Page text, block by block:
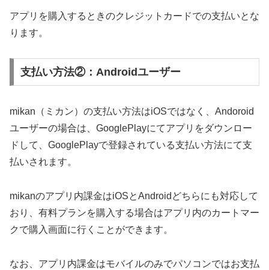
アプリを購入するときのクレジットカードでの支払いとな
ります。
支払い方法②：Androidユーザー
mikan（ミカン）の支払い方法はiOSではなく、Andoroid
ユーザーの場合は、GooglePlayにてアプリをダウンロー
ドして、GooglePlayで登録されている支払い方法にて支
払いされます。
mikanのアプリ内課金はiOSとAndroidどちらにも対応して
おり、有料プランを購入する場合はアプリ内のカートマー
クで購入画面に行くことができます。
なお、アプリ内課金はモバイルのみでパソコンではお支払